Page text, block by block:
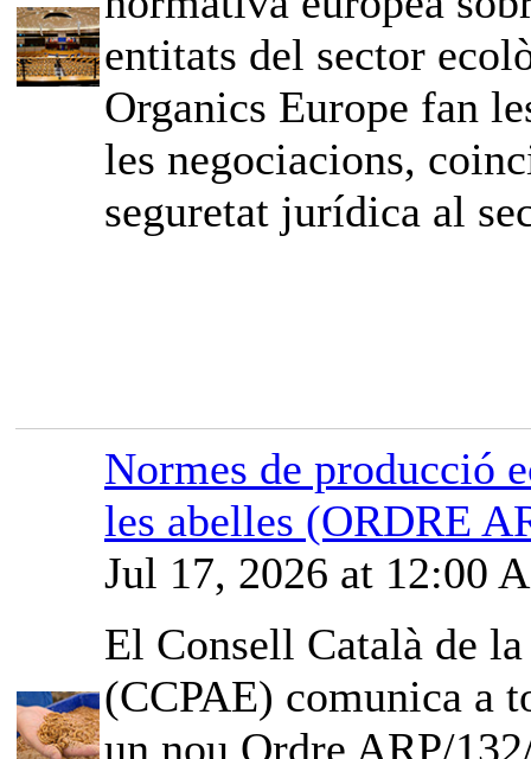
entitats del sector
Organics Europe fan
les negociacions,
seguretat jurídica al
Normes de producció
les abelles (ORDRE
Jul 17, 2026 at 12:00
El Consell Català de
(CCPAE) comunica a
un nou Ordre ARP/